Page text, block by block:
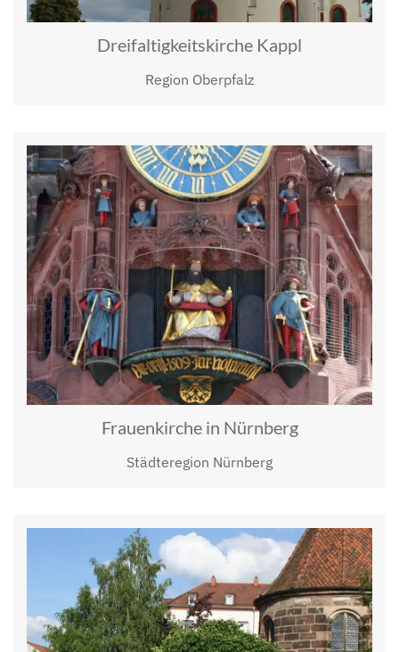
Dreifaltigkeitskirche Kappl
Region Oberpfalz
Frauenkirche in Nürnberg
Städteregion Nürnberg